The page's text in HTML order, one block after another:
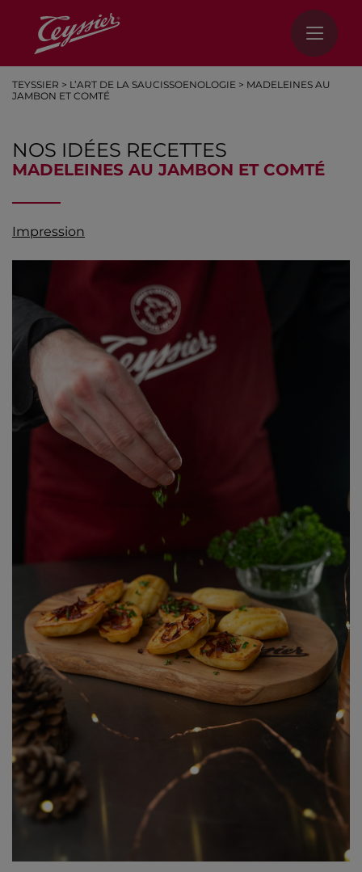
TEYSSIER > L’ART DE LA SAUCISSOENOLOGIE > MADELEINES AU
JAMBON ET COMTÉ
NOS IDÉES RECETTES
MADELEINES AU JAMBON ET COMTÉ
Impression